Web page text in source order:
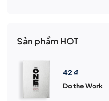
Sản phẩm HOT
42 ₫
Do the Work